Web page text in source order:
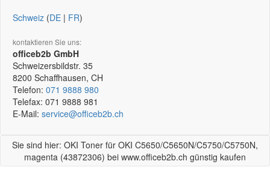
Schweiz (DE | FR)
kontaktieren Sie uns:
officeb2b GmbH
Schweizersbildstr. 35
8200 Schaffhausen, CH
Telefon: 071 9888 980
Telefax: 071 9888 981
E-Mail: service@officeb2b.ch
Sie sind hier: OKI Toner für OKI C5650/C5650N/C5750/C5750N,
magenta (43872306) bei www.officeb2b.ch günstig kaufen